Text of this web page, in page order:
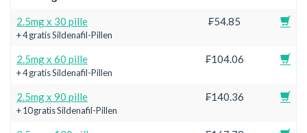
2.5mg x 30 pille
+ 4 gratis Sildenafil-Pillen
₣54.85
2.5mg x 60 pille
+ 4 gratis Sildenafil-Pillen
₣104.06
2.5mg x 90 pille
+ 10 gratis Sildenafil-Pillen
₣140.36